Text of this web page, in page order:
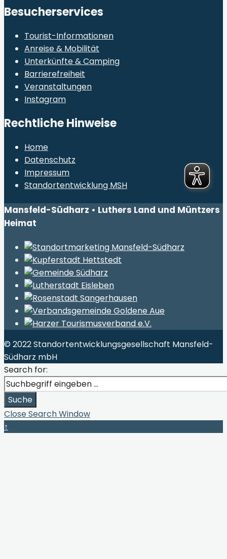
Besucherservices
Tourist-Informationen
Anreise & Mobilität
Unterkünfte & Camping
Barrierefreiheit
Veranstaltungen
Instagram
Rechtliche Hinweise
Home
Datenschutz
Impressum
Standortentwicklung MSH
Mansfeld-Südharz • Luthers Land und Müntzers
Heimat
© 2022 Standortentwicklungsgesellschaft Mansfeld-
Südharz mbH
Search for:
Suche
Close Search Window
↑